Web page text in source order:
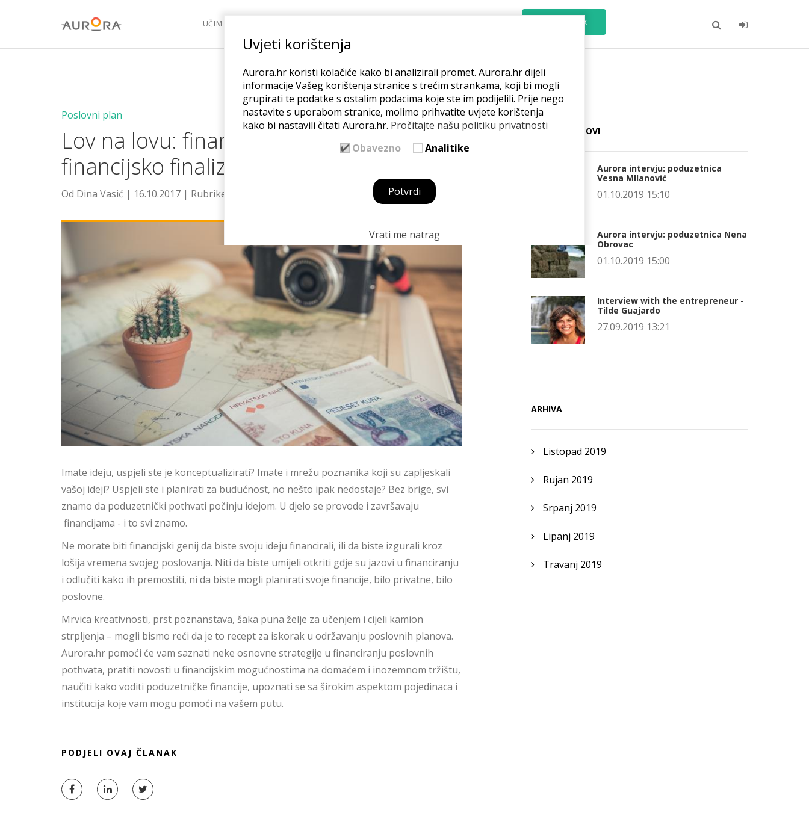
Uvjeti korištenja
Aurora.hr koristi kolačiće kako bi analizirali promet. Aurora.hr dijeli
informacije Vašeg korištenja stranice s trećim strankama, koji bi mogli
grupirati te podatke s ostalim podacima koje ste im podijelili. Prije nego
nastavite s uporabom stranice, molimo prihvatite uvjete korištenja
kako bi nastavili čitati Aurora.hr. Pročitajte našu politiku privatnosti
Obavezno
Analitike
Potvrdi
Vrati me natrag
UČIM Čarobnjak
Poslovni plan
Lov na lovu: financije, financiranje i
financijsko finaliziranje
Od Dina Vasić | 16.10.2017 | Rubrike -
Imate ideju, uspjeli ste je konceptualizirati? Imate i mrežu poznanika koji su zapljeskali
vašoj ideji? Uspjeli ste i planirati za budućnost, no nešto ipak nedostaje? Bez brige, svi
znamo da poduzetnički pothvati počinju idejom. U djelo se provode i završavaju
financijama - i to svi znamo.
Ne morate biti financijski genij da biste svoju ideju financirali, ili da biste izgurali kroz
lošija vremena svojeg poslovanja. Niti da biste umijeli otkriti gdje su jazovi u financiranju
i odlučiti kako ih premostiti, ni da biste mogli planirati svoje financije, bilo privatne, bilo
poslovne.
Mrvica kreativnosti, prst poznanstava, šaka puna želje za učenjem i cijeli kamion
strpljenja – mogli bismo reći da je to recept za iskorak u održavanju poslovnih planova.
Aurora.hr pomoći će vam saznati neke osnovne strategije u financiranju poslovnih
pothvata, pratiti novosti u financijskim mogućnostima na domaćem i inozemnom tržištu,
naučiti kako voditi poduzetničke financije, upoznati se sa širokim aspektom pojedinaca i
institucija koje vam mogu pomoći na vašem putu.
PODJELI OVAJ ČLANAK
ZADNJI POSTOVI
Aurora intervju: poduzetnica
Vesna MIlanović
01.10.2019 15:10
Aurora intervju: poduzetnica Nena
Obrovac
01.10.2019 15:00
Interview with the entrepreneur -
Tilde Guajardo
27.09.2019 13:21
ARHIVA
Listopad 2019
Rujan 2019
Srpanj 2019
Lipanj 2019
Travanj 2019